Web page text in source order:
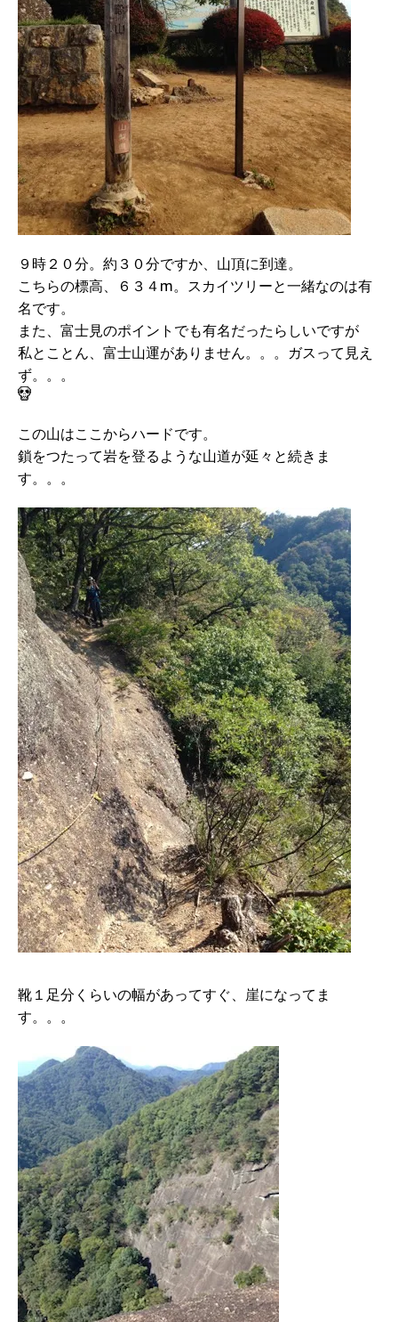
９時２０分。約３０分ですか、山頂に到達。
こちらの標高、６３４m。スカイツリーと一緒なのは有
名です。
また、富士見のポイントでも有名だったらしいですが
私とことん、富士山運がありません。。。ガスって見え
ず。。。
この山はここからハードです。
鎖をつたって岩を登るような山道が延々と続きま
す。。。
靴１足分くらいの幅があってすぐ、崖になってま
す。。。